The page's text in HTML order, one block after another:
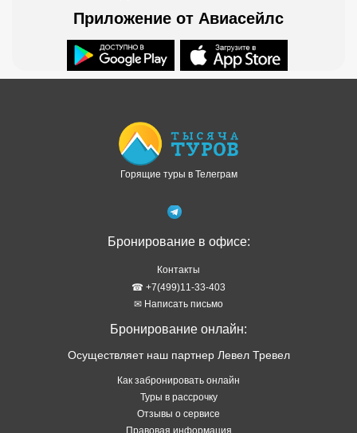
Приложение от Авиасейлс
Горящие туры в Телеграм
Бронирование в офисе:
Контакты
☎ +7(499)11-33-403
✉ Написать письмо
Бронирование онлайн:
Осуществляет наш партнер Левел Тревел
Как забронировать онлайн
Туры в рассрочку
Отзывы о сервисе
Правовая информация